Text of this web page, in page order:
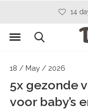
14
18 / May / 2026
5x gezonde
voor baby’s